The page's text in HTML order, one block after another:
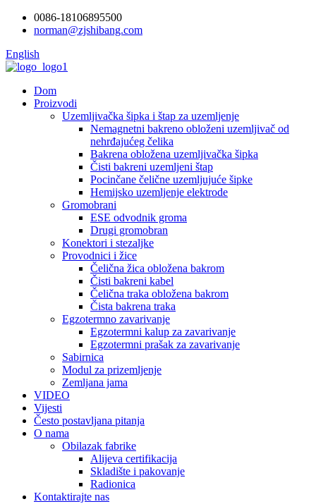
0086-18106895500
norman@zjshibang.com
English
Dom
Proizvodi
Uzemljivačka šipka i štap za uzemljenje
Nemagnetni bakreno obloženi uzemljivač od
nehrđajućeg čelika
Bakrena obložena uzemljivačka šipka
Čisti bakreni uzemljeni štap
Pocinčane čelične uzemljujuće šipke
Hemijsko uzemljenje elektrode
Gromobrani
ESE odvodnik groma
Drugi gromobran
Konektori i stezaljke
Provodnici i žice
Čelična žica obložena bakrom
Čisti bakreni kabel
Čelična traka obložena bakrom
Čista bakrena traka
Egzotermno zavarivanje
Egzotermni kalup za zavarivanje
Egzotermni prašak za zavarivanje
Sabirnica
Modul za prizemljenje
Zemljana jama
VIDEO
Vijesti
Često postavljana pitanja
O nama
Obilazak fabrike
Alijeva certifikacija
Skladište i pakovanje
Radionica
Kontaktirajte nas